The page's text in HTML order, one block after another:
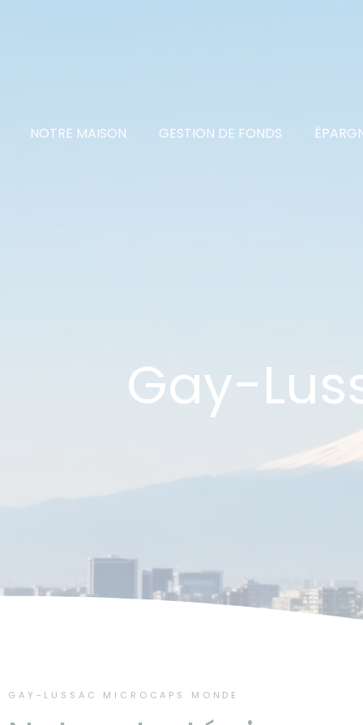
NOTRE MAISON GESTION DE FONDS
Gay-
GAY-LUSSAC MICROCAPS MONDE